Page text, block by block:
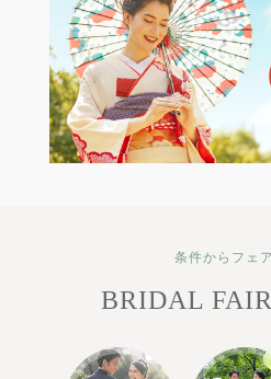
条件からフェ
BRIDAL